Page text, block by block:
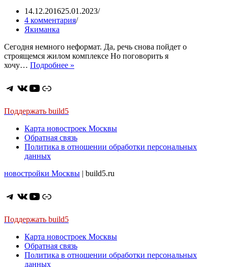
14.12.201625.01.2023
4 комментария
Якиманка
Сегодня немного неформат. Да, речь снова пойдет о
строящемся жилом комплексе Но поговорить я
хочу… Подробнее »
возникают
долгострои
Telegram
ВКонтакте
YouTube
Ссылка
Поддержать build5
Карта новостроек Москвы
Обратная связь
Политика в отношении обработки персональных
данных
новостройки Москвы | build5.ru
Telegram
ВКонтакте
YouTube
Ссылка
Поддержать build5
Карта новостроек Москвы
Обратная связь
Политика в отношении обработки персональных
данных